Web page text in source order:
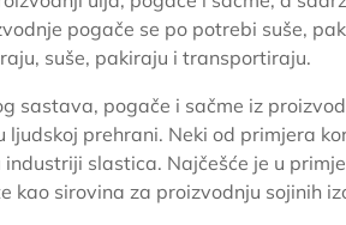
pogače se po potrebi suše,
suše, pakiraju i transportiraju.
sastava, pogače i sačme iz
prehrani. Neki od primjera
slastica. Najčešće je u
kao sirovina za proizvodnju sojinih